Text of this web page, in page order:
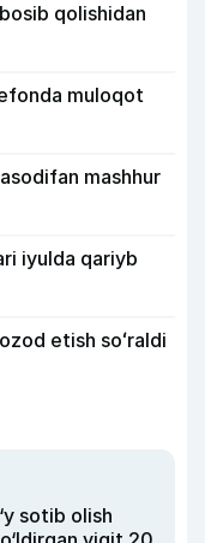
qolishidan
muloqot
mashhur
iyulda qariyb
etish soʻraldi
sotib olish